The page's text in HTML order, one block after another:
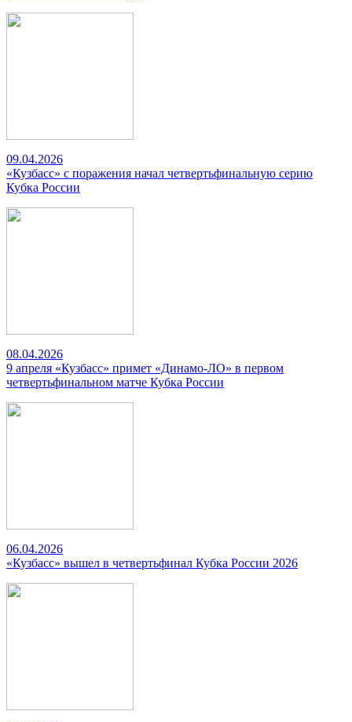
09.04.2026
«Кузбасс» с поражения начал четвертьфинальную серию
Кубка России
08.04.2026
9 апреля «Кузбасс» примет «Динамо-ЛО» в первом
четвертьфинальном матче Кубка России
06.04.2026
«Кузбасс» вышел в четвертьфинал Кубка России 2026